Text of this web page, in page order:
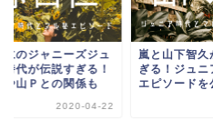
仁のジャニーズジュ
時代が伝説すぎる！
や山Ｐとの関係も
2020-04-22
嵐と山下智久
ぎる！ジュニ
エピソードを